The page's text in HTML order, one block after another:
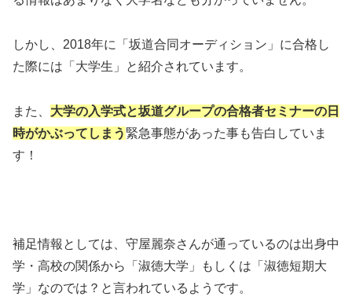
しかし、2018年に「坂道合同オーディション」に合格し
た際には「大学生」と紹介されています。
また、 大学の入学式と坂道グループの合格者セミナーの日
時がかぶってしまう 緊急事態があった事も告白していま
す！
補足情報としては、守屋麗奈さんが通っているのは出身中
学・高校の関係から「淑徳大学」もしくは「淑徳短期大
学」なのでは？と言われているようです。